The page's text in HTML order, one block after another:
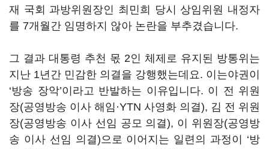
재 국회 과방위원장인 최민희 당시 상임위원 내정자
를 7개월간 임명하지 않아 논란을 부추겼습니다.
그 결과 대통령 추천 몫 2인 체제로 유지된 방통위는
지난 1년간 민감한 의결을 강행했는데요. 이는야권이
‘방송 장악’이라고 반발하는 이유입니다. 이 전 위원
장(공영방송 이사 해임·YTN 사영화 의결), 김 전 위원
장(공영방송 이사 선임 공모 의결), 이 위원장(공영방
송 이사 선임 의결)으로 이어지는 일련의 과정이 ‘방